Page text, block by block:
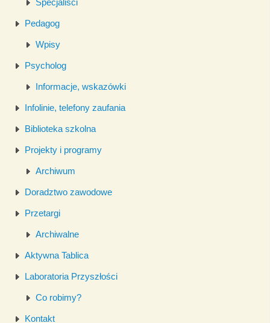
Pedagog
Wpisy
Psycholog
Informacje, wskazówki
Infolinie, telefony zaufania
Biblioteka szkolna
Projekty i programy
Archiwum
Doradztwo zawodowe
Przetargi
Archiwalne
Aktywna Tablica
Laboratoria Przyszłości
Co robimy?
Kontakt